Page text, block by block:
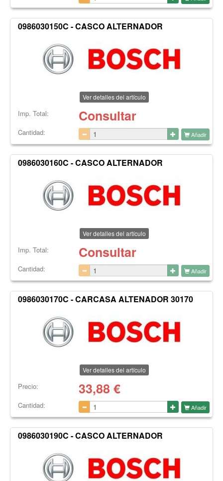
0986030150C - CASCO ALTERNADOR
Ver detalles del artículo
Imp. Total: Consultar
Cantidad: Añadir
0986030160C - CASCO ALTERNADOR
Ver detalles del artículo
Imp. Total: Consultar
Cantidad: Añadir
0986030170C - CARCASA ALTENADOR 30170
Ver detalles del artículo
Precio: 33,88 €
Cantidad: Añadir
0986030190C - CASCO ALTERNADOR